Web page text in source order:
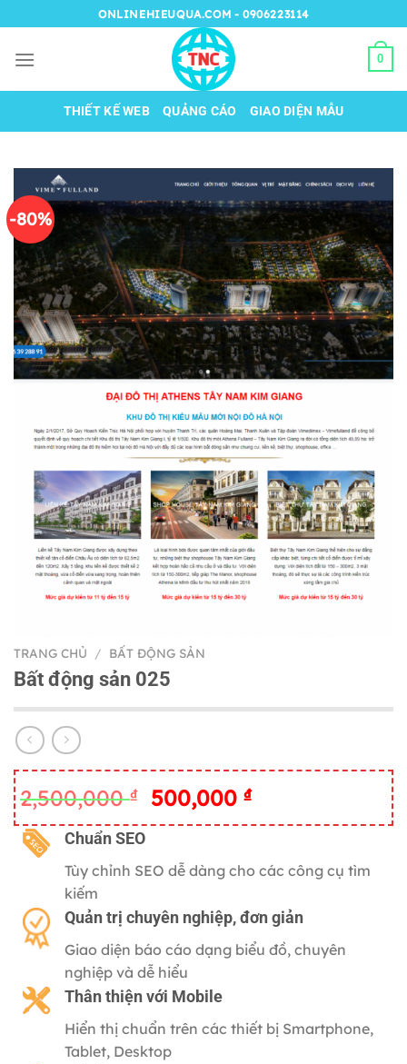
đến
nội
ONLINEHIEUQUA.COM - 0906223114
0
THIẾT KẾ WEB QUẢNG CÁO GIAO DIỆN MẪU
-80%
TRANG CHỦ / BẤT ĐỘNG SẢN
Bất động sản 025
2,500,000₫
Giá
gốc
2,500,000 ₫.
500,000₫Giá
hiện
là:
500,000 ₫.
Chuẩn SEO
Tùy chỉnh SEO dễ dàng cho các công cụ tìm
kiếm
Quản trị chuyên nghiệp, đơn giản
Giao diện báo cáo dạng biểu đồ, chuyên
nghiệp và dễ hiểu
Thân thiện với Mobile
Hiển thị chuẩn trên các thiết bị Smartphone,
Tablet, Desktop